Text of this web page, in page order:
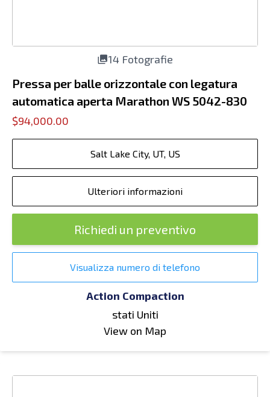
14 Fotografie
Pressa per balle orizzontale con legatura
automatica aperta Marathon WS 5042-830
$94,000.00
Salt Lake City, UT, US
Ulteriori informazioni
Richiedi un preventivo
Visualizza numero di telefono
Action Compaction
stati Uniti
View on Map